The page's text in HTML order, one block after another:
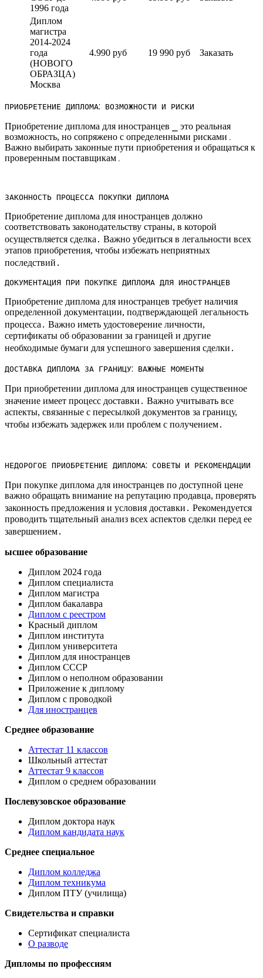
1996 года
Диплом
магистра
2014-2024
года
(НОВОГО
ОБРАЗЦА)
Москва
4.990 руб 19 990 руб Заказать
ПРИОБРЕТЕНИЕ ДИПЛОМА⁚ ВОЗМОЖНОСТИ И РИСКИ
Приобретение диплома для иностранцев ⎯ это реальная
возможность, но сопряжено с определенными рисками․
Важно выбирать законные пути приобретения и обращаться к
проверенным поставщикам․
ЗАКОННОСТЬ ПРОЦЕССА ПОКУПКИ ДИПЛОМА
Приобретение диплома для иностранцев должно
соответствовать законодательству страны, в которой
осуществляется сделка․ Важно убедиться в легальности всех
этапов приобретения, чтобы избежать неприятных
последствий․
ДОКУМЕНТАЦИЯ ПРИ ПОКУПКЕ ДИПЛОМА ДЛЯ ИНОСТРАНЦЕВ
Приобретение диплома для иностранцев требует наличия
определенной документации, подтверждающей легальность
процесса․ Важно иметь удостоверение личности,
сертификаты об образовании за границей и другие
необходимые бумаги для успешного завершения сделки․
ДОСТАВКА ДИПЛОМА ЗА ГРАНИЦУ⁚ ВАЖНЫЕ МОМЕНТЫ
При приобретении диплома для иностранцев существенное
значение имеет процесс доставки․ Важно учитывать все
аспекты, связанные с пересылкой документов за границу,
чтобы избежать задержек или проблем с получением․
НЕДОРОГОЕ ПРИОБРЕТЕНИЕ ДИПЛОМА⁚ СОВЕТЫ И РЕКОМЕНДАЦИИ
При покупке диплома для иностранцев по доступной цене
важно обращать внимание на репутацию продавца, проверять
законность предложения и условия доставки․ Рекомендуется
проводить тщательный анализ всех аспектов сделки перед ее
завершением․
ысшее образование
Диплом 2024 года
Диплом специалиста
Диплом магистра
Диплом бакалавра
Диплом с реестром
Красный диплом
Диплом института
Диплом университета
Диплом для иностранцев
Диплом СССР
Диплом о неполном образовании
Приложение к диплому
Диплом с проводкой
Для иностранцев
Среднее образование
Аттестат 11 классов
Школьный аттестат
Аттестат 9 классов
Диплом о среднем образовании
Послевузовское образование
Диплом доктора наук
Диплом кандидата наук
Среднее специальное
Диплом колледжа
Диплом техникума
Диплом ПТУ (училища)
Свидетельства и справки
Сертификат специалиста
О разводе
Дипломы по профессиям